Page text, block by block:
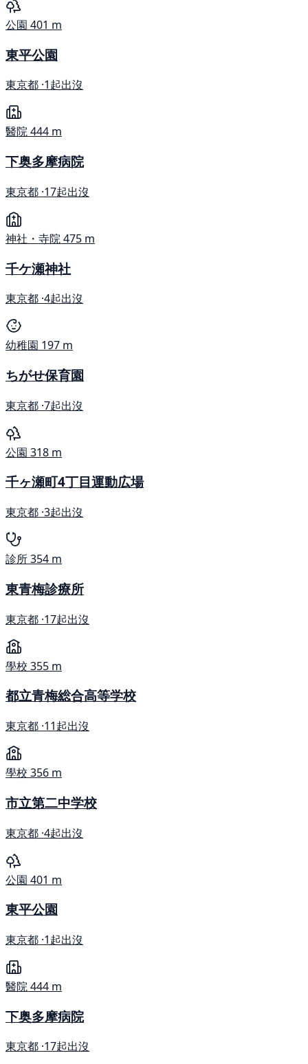
公園 401 m
東平公園
東京都 ·1起出沒
醫院444 m
下奥多摩病院
東京都 ·17起出沒
神社・寺院475 m
千ケ瀬神社
東京都 ·4起出沒
幼稚園 197 m
ちがせ保育園
東京都 ·7起出沒
公園 318 m
千ヶ瀬町4丁目運動広場
東京都 ·3起出沒
診所354 m
東青梅診療所
東京都 ·17起出沒
學校 355 m
都立青梅総合高等学校
東京都 ·11起出沒
學校 356 m
市立第二中学校
東京都 ·4起出沒
公園 401 m
東平公園
東京都 ·1起出沒
醫院444 m
下奥多摩病院
東京都 ·17起出沒